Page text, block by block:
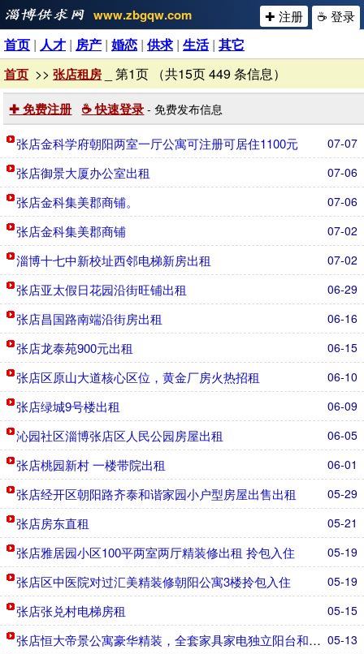
www.zbgqw.com ☕ 登录
✚ 注册
首页 | 人才 | 房产 | 婚恋 | 供求| 生活| 其它
首页 >> 张店租房 _ 第1页 （共15页 449 条信息）
✚ 免费注册 ☕ 快速登录 - 免费发布信息
07-07
张店金科学府朝阳两室一厅公寓可注册可居住1100元
07-06
张店御景大厦办公室出租
07-06
张店金科集美郡商铺。
07-02
张店金科集美郡商铺
07-02
淄博十七中新校址西邻电梯新房出租
06-29
张店亚太假日花园沿街旺铺出租
06-16
张店昌国路南端沿街房出租
06-15
张店龙泰苑900元出租
06-10
张店区原山大道核心区位，黄金厂房火热招租
06-09
张店绿城9号楼出租
06-05
沁园社区淄博张店区人民公园房屋出租
06-01
张店桃园新村 一楼带院出租
05-29
张店经开区朝阳路齐泰和谐家园小户型房屋出售出租
05-21
张店房东直租
05-19
张店雅居园小区100平两室两厅精装修出租 拎包入住
05-19
张店区中医院对过汇美精装修朝阳公寓3楼拎包入住
05-15
张店张兑村电梯房租
05-13
张店恒大帝景公寓豪华精装，全套家具家电独立阳台和厨卫。